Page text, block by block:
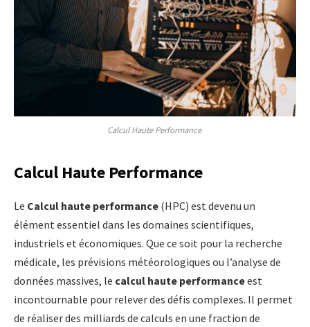
Calcul Haute Performance
Calcul Haute Performance
Le Calcul haute performance (HPC) est devenu un
élément essentiel dans les domaines scientifiques,
industriels et économiques. Que ce soit pour la recherche
médicale, les prévisions météorologiques ou l’analyse de
données massives, le calcul haute performanceest
incontournable pour relever des défis complexes. Il permet
de réaliser des milliards de calculs en une fraction de